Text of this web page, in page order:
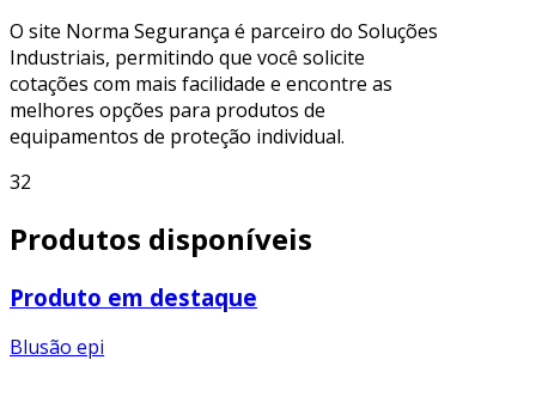
O site Norma Segurança é parceiro do Soluções
Industriais, permitindo que você solicite
cotações com mais facilidade e encontre as
melhores opções para produtos de
equipamentos de proteção individual.
32
Produtos disponíveis
Produto em destaque
Blusão epi